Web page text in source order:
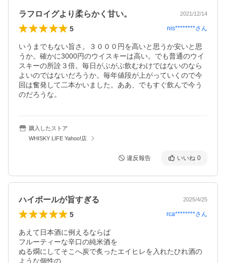
ラフロイグより柔らかく甘い。 2021/12/14
5 nis********さん
いうまでもない旨さ。３０００円を高いと思うか安いと思
うか。確かに3000円のウイスキーは高い。でも普通のウイ
スキーの所詮３倍。毎日がぶがぶ飲むわけではないのなら
よいのではないだろうか。毎年値段が上がっていくので今
回は奮発して二本かいました。ああ、でもすぐ飲んで今う
のだろうな。
購入したストア
WHISKY LIFE Yahoo!店
違反報告 いいね 0
ハイボールが旨すぎる 2025/4/25
5 rca********さん
あえて日本酒に例えるならば
フルーティーな辛口の純米酒を
ぬる燗にしてそこへ炭で炙ったエイヒレを入れたひれ酒の
ような個性の